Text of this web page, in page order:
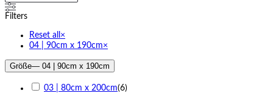
Filters
Reset all ×
04 | 90cm x 190cm×
Größe— 04 | 90cm x 190cm
03 | 80cm x 200cm(6)